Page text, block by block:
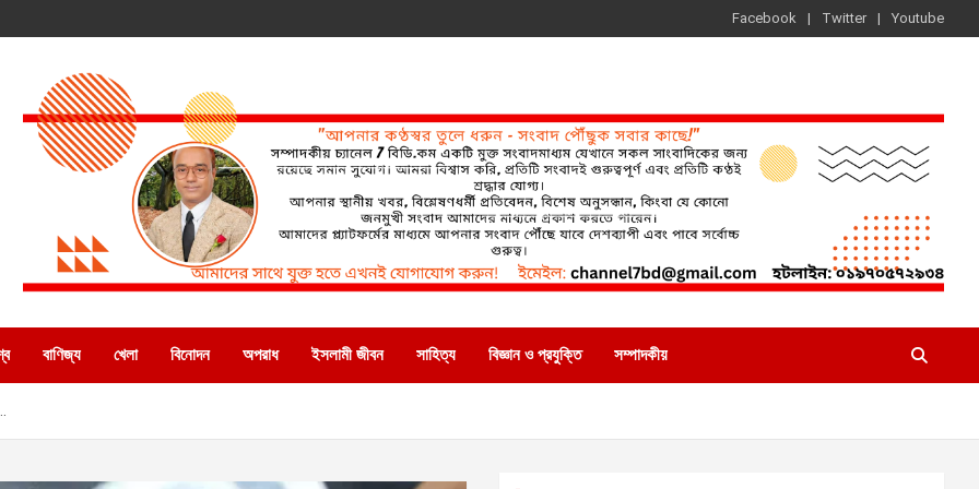
Facebook Twitter Youtube
বাণিজ্য খেলা বিনোদন অপরাধ ইসলামী জীবন সাহিত্য বিজ্ঞান ও প্রযুক্তি সম্পাদকীয়